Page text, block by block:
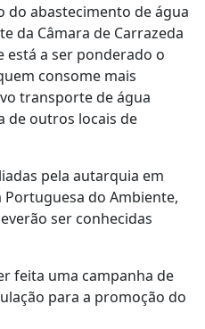
do abastecimento de água
da Câmara de Carrazeda
está a ser ponderado o
consome mais
transporte de água
de outros locais de
pela autarquia em
Portuguesa do Ambiente,
ser conhecidas
feita uma campanha de
para a promoção do